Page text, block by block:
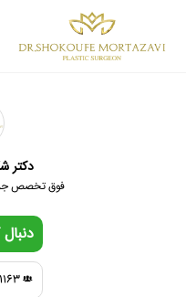
ماموپلاستی
ابدومینوپلاستی
دکتر
فوق تخصص
1163